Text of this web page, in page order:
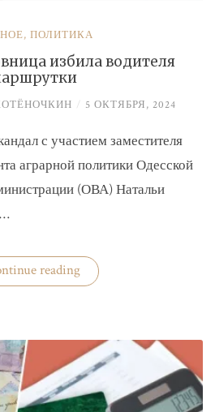
, ПОЛИТИКА
избила водителя
/ 5 ОКТЯБРЯ, 2024
с участием заместителя
аграрной политики Одесской
(ОВА) Натальи
reading«Одесская
чиновница